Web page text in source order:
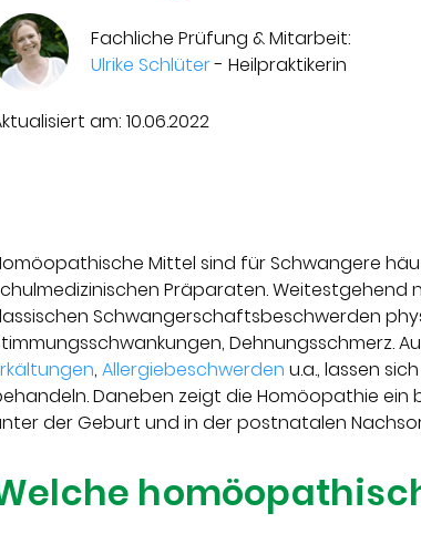
Fachliche Prüfung & Mitarbeit:
Ulrike Schlüter- Heilpraktikerin
am: 10.06.2022
Mittel sind für Schwangere
Präparaten. Weitestgehend
Schwangerschaftsbeschwerden
Dehnungsschmerz.
, Allergiebeschwerden u.a., lassen
Daneben zeigt die Homöopathie
der Geburt und in der postnatalen